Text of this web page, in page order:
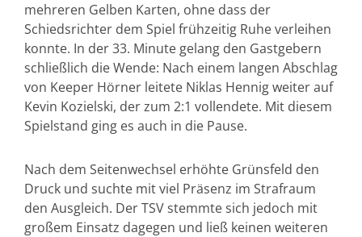
mehreren Gelben Karten, ohne dass der
Schiedsrichter dem Spiel frühzeitig Ruhe verleihen
konnte. In der 33. Minute gelang den Gastgebern
schließlich die Wende: Nach einem langen Abschlag
von Keeper Hörner leitete Niklas Hennig weiter auf
Kevin Kozielski, der zum 2:1 vollendete. Mit diesem
Spielstand ging es auch in die Pause.
Nach dem Seitenwechsel erhöhte Grünsfeld den
Druck und suchte mit viel Präsenz im Strafraum
den Ausgleich. Der TSV stemmte sich jedoch mit
großem Einsatz dagegen und ließ keinen weiteren